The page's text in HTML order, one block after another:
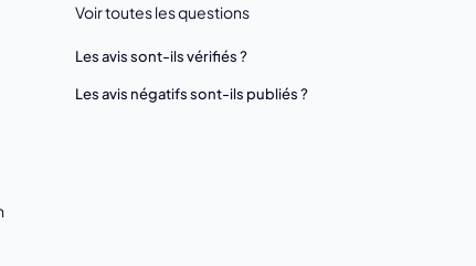
Voir toutes les questions
Les avis sont-ils vérifiés ?
Les avis négatifs sont-ils publiés ?